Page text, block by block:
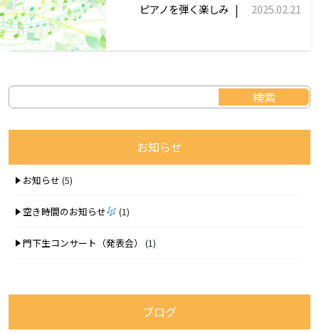
ピアノを弾く楽しみ | 2025.02.21
お知らせ
お知らせ (5)
空き時間のお知らせ (1)
門下生コンサート（発表会） (1)
ブログ